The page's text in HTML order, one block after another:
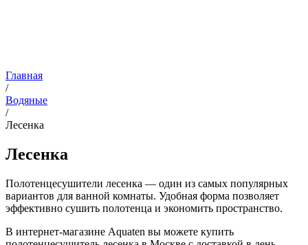
Главная
/
Водяные
/
Лесенка
Лесенка
Полотенцесушители лесенка — один из самых популярных
вариантов для ванной комнаты. Удобная форма позволяет
эффективно сушить полотенца и экономить пространство.
В интернет-магазине Aquaten вы можете купить